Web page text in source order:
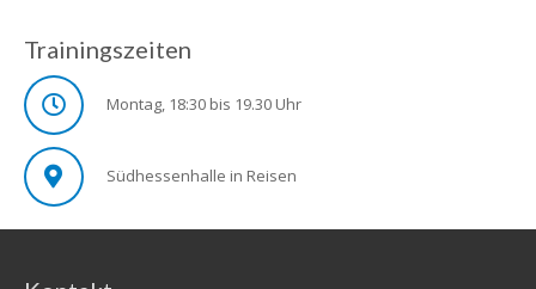
Trainingszeiten
Montag, 18:30 bis 19.30 Uhr
Südhessenhalle in Reisen